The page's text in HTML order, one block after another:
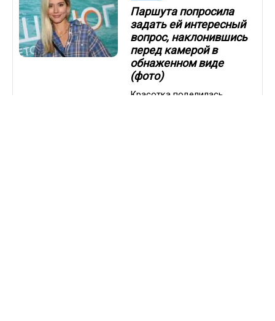
Паршута попросила
задать ей интересный
вопрос, наклонившись
перед камерой в
обнаженном виде
(фото)
Красотка поделилась